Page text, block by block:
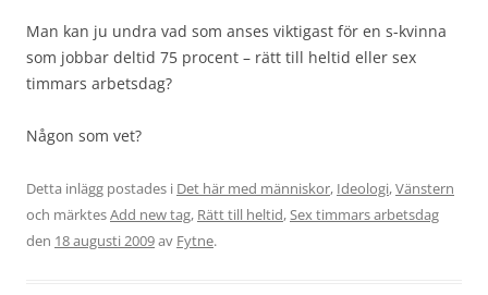
Man kan ju undra vad som anses viktigast för en s-kvinna
som jobbar deltid 75 procent – rätt till heltid eller sex
timmars arbetsdag?
Någon som vet?
Detta inlägg postades i Det här med människor, Ideologi,Vänstern
och märktesAdd new tag, Rätt till heltid,Sex timmars arbetsdag
den 18 augusti 2009av Fytne.